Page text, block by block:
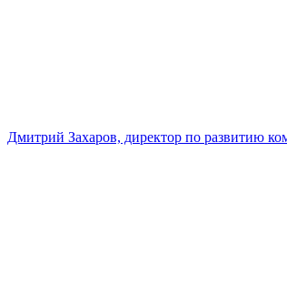
Дмитрий Захаров, директор по развитию